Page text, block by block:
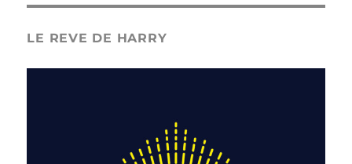
LE REVE DE HARRY